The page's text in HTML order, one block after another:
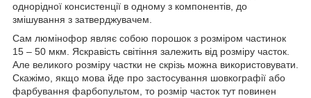
однорідної консистенції в одному з компонентів, до
змішування з затверджувачем.
Сам люмінофор являє собою порошок з розміром частинок
15 – 50 мкм. Яскравість світіння залежить від розміру часток.
Але великого розміру частки не скрізь можна використовувати.
Скажімо, якщо мова йде про застосування шовкографії або
фарбування фарбопультом, то розмір часток тут повинен